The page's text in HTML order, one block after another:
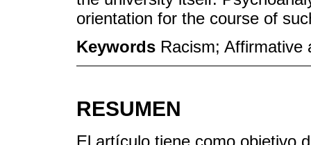
orientation for the course of
Keywords Racism; Affirmative
RESUMEN
El artículo tiene como objetivo